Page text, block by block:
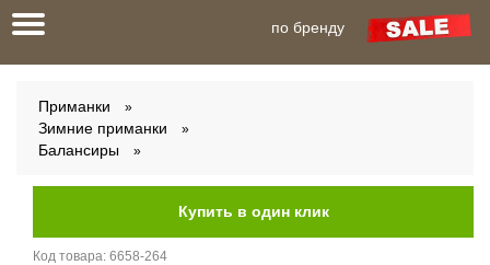
Toggle
navigation
по бренду
Приманки
Зимние приманки
Балансиры
Код товара: 6658-264